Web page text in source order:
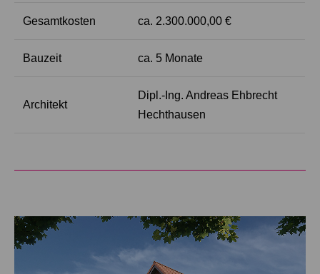
Gesamtkosten ca. 2.300.000,00 €
Bauzeit ca. 5 Monate
Architekt
Dipl.-Ing. Andreas Ehbrecht
Hechthausen